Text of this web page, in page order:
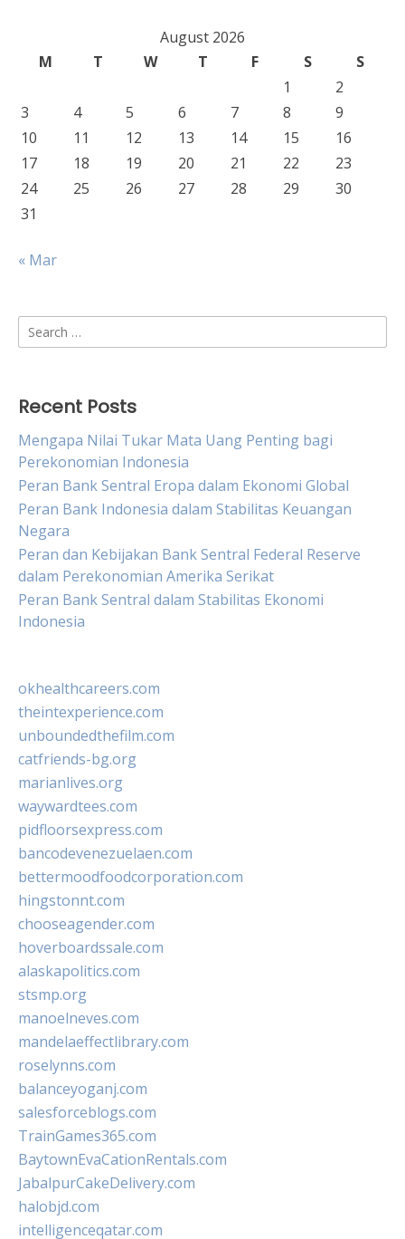
August 2026
M
T W T F S
S
1
2
3
4 5 6 7 8
9
10
11 12 13 14 15
16
17
18 19 20 21 22
23
24
25 26 27 28 29
30
31
« Mar
Search
for:
Recent Posts
Mengapa Nilai Tukar Mata Uang Penting bagi
Perekonomian Indonesia
Peran Bank Sentral Eropa dalam Ekonomi Global
Peran Bank Indonesia dalam Stabilitas Keuangan
Negara
Peran dan Kebijakan Bank Sentral Federal Reserve
dalam Perekonomian Amerika Serikat
Peran Bank Sentral dalam Stabilitas Ekonomi
Indonesia
okhealthcareers.com
theintexperience.com
unboundedthefilm.com
catfriends-bg.org
marianlives.org
waywardtees.com
pidfloorsexpress.com
bancodevenezuelaen.com
bettermoodfoodcorporation.com
hingstonnt.com
chooseagender.com
hoverboardssale.com
alaskapolitics.com
stsmp.org
manoelneves.com
mandelaeffectlibrary.com
roselynns.com
balanceyoganj.com
salesforceblogs.com
TrainGames365.com
BaytownEvaCationRentals.com
JabalpurCakeDelivery.com
halobjd.com
intelligenceqatar.com